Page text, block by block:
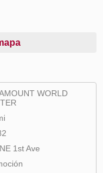
WORLD
1st Ave